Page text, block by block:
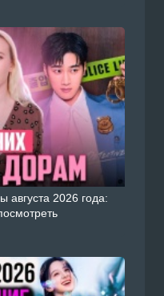
2026 года: